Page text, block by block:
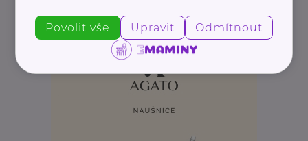
REKLAMA
Povolit vše Upravit Odmítnout